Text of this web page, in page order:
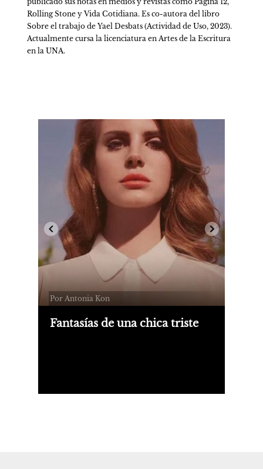
Rolling Stone y Vida Cotidiana. Es co-autora del libro
Sobre el trabajo de Yael Desbats (Actividad de Uso, 2023).
Actualmente cursa la licenciatura en Artes de la Escritura
en la UNA.
Por Antonia Kon
Fantasías de una chica triste